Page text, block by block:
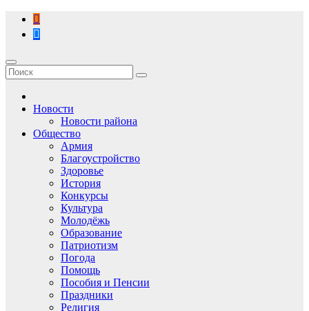
Перейти
содержимому
Новости
Новости района
Общество
Армия
Благоустройство
Здоровье
История
Конкурсы
Культура
Молодёжь
Образование
Патриотизм
Погода
Помощь
Пособия и Пенсии
Праздники
Религия